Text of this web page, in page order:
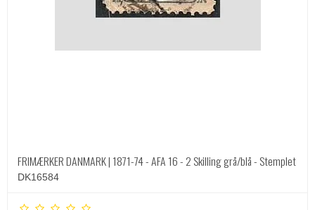
FRIMÆRKER DANMARK | 1871-74 - AFA 16 - 2 Skilling grå/blå - Stemplet
DK16584